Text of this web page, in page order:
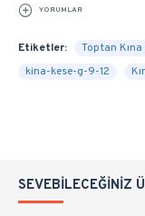
YORUMLAR
Etiketler:
Toptan
kina-kese-g-9-12
SEVEBILECEĞINIZ